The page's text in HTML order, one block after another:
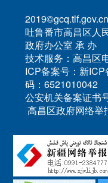
吐鲁番市高昌区人
政府办公室 承 办
技术服务：高昌区
ICP备案号：新
码：6521010042
公安机关备案证书
高昌区政府网络